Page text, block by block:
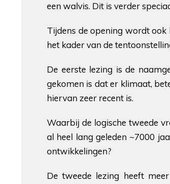
een walvis. Dit is verder
Tijdens de opening wordt ook
het kader van de
De eerste lezing is de
gekomen is dat er klimaat,
hiervan zeer recent is.
Waarbij de logische tweede
al heel lang geleden ~7000
ontwikkelingen?
De tweede lezing heeft